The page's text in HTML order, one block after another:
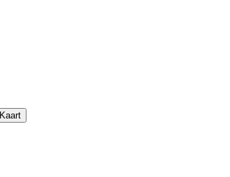
Kaart